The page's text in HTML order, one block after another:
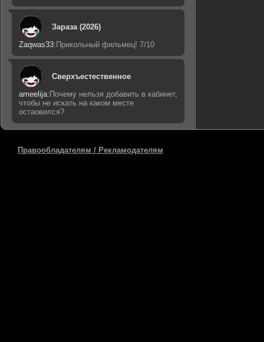
Зараза (2026)
Zaqwas33: Прикольный фильмец! 7/10
Сверхъестественное
ameelija: Почему нельзя добавить в кабинет,
чтобы не искать на каком месте
остаовился?
Правообладателям / Рекламодателям